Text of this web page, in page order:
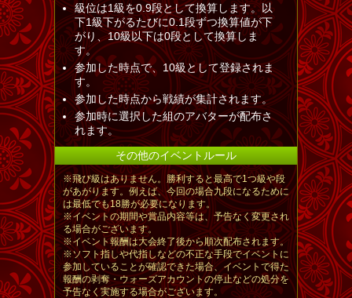
級位は1級を0.9段として換算します。以
下1級下がるたびに0.1段ずつ換算値が下
がり、10級以下は0段として換算しま
す。
参加した時点で、10級として登録されま
す。
参加した時点から戦績が集計されます。
参加時に選択した組のアバターが配布さ
れます。
その他のイベントルール
※飛び級はありません。勝利すると最高で1つ級や段
があがります。例えば、今回の場合九段になるために
は最低でも18勝が必要になります。
※イベントの期間や賞品内容等は、予告なく変更され
る場合がございます。
※イベント報酬は大会終了後から順次配布されます。
※ソフト指しや代指しなどの不正な手段でイベントに
参加していることが確認できた場合、イベントで得た
報酬の剥奪・ウォーズアカウントの停止などの処分を
予告なく実施する場合がございます。